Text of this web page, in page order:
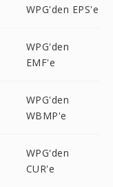
WPG'den EPS'e
WPG'den
EMF'e
WPG'den
WBMP'e
WPG'den
CUR'e